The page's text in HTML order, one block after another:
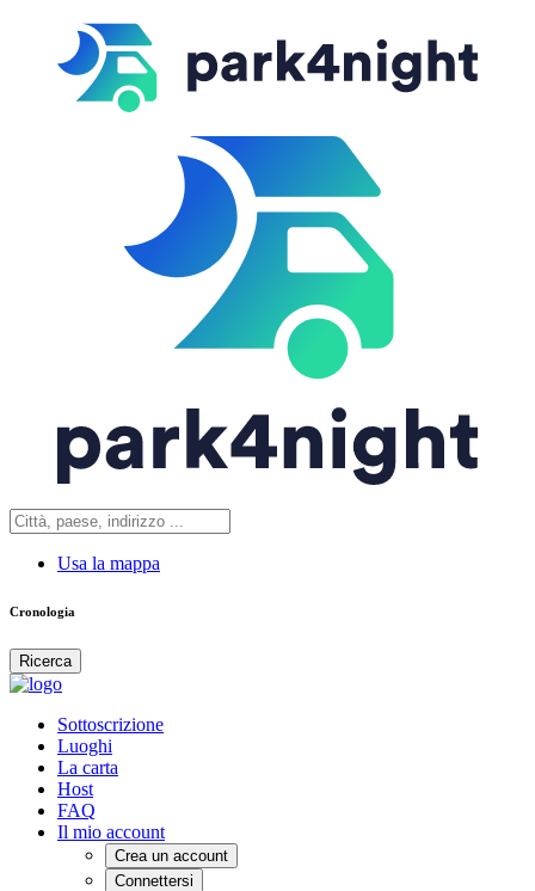
Usa la mappa
Cronologia
Ricerca
Sottoscrizione
Luoghi
La carta
Host
FAQ
Il mio account
Crea un account
Connettersi